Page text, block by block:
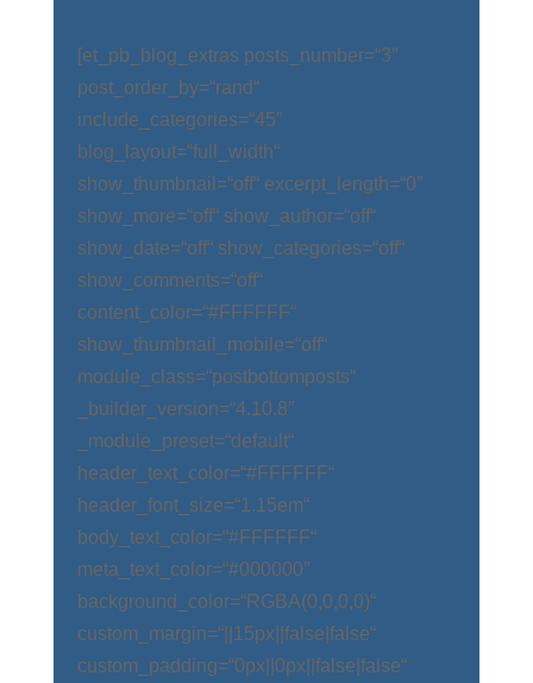
[et_pb_blog_extras posts_number=“3″
post_order_by=“rand“
include_categories=“45″
blog_layout=“full_width“
show_thumbnail=“off“ excerpt_length=“0″
show_more=“off“ show_author=“off“
show_date=“off“ show_categories=“off“
show_comments=“off“
content_color=“#FFFFFF“
show_thumbnail_mobile=“off“
module_class=“postbottomposts“
_builder_version=“4.10.8″
_module_preset=“default“
header_text_color=“#FFFFFF“
header_font_size=“1.15em“
body_text_color=“#FFFFFF“
meta_text_color=“#000000″
background_color=“RGBA(0,0,0,0)“
custom_margin=“||15px||false|false“
custom_padding=“0px||0px||false|false“